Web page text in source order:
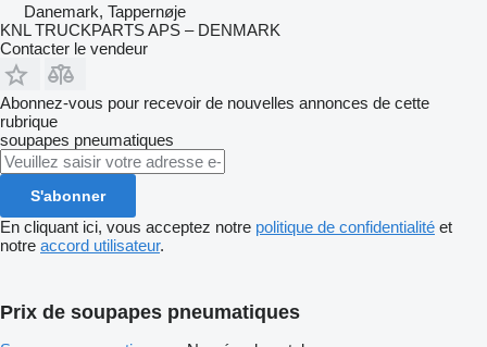
Danemark, Tappernøje
KNL TRUCKPARTS APS – DENMARK
Contacter le vendeur
Abonnez-vous pour recevoir de nouvelles annonces de cette
rubrique
soupapes pneumatiques
S'abonner
En cliquant ici, vous acceptez notre politique de confidentialité et
notre accord utilisateur.
Prix de soupapes pneumatiques